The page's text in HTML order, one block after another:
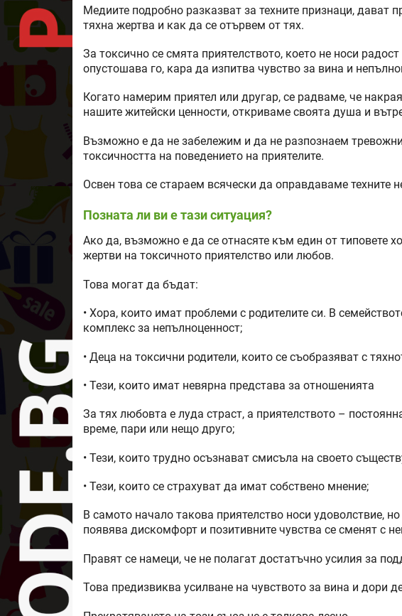
Медиите подробно разказват за техните признаци, дават
тяхна жертва и как да се отървем от тях.
За токсично се смята приятелството, което не носи
опустошава го, кара да изпитва чувство за вина и
Когато намерим приятел или другар, се радваме, че
нашите житейски ценности, откриваме своята душа и
Възможно е да не забележим и да не разпознаем
токсичността на поведението на приятелите.
Освен това се стараем всячески да оправдаваме техните
Позната ли ви е тази ситуация?
Ако да, възможно е да се отнасяте към един от типовете
жертви на токсичното приятелство или любов.
Това могат да бъдат:
• Хора, които имат проблеми с родителите си. В
комплекс за непълноценност;
• Деца на токсични родители, които се съобразяват с
• Тези, които имат невярна представа за отношенията
За тях любовта е луда страст, а приятелството –
време, пари или нещо друго;
• Тези, които трудно осъзнават смисъла на своето
• Тези, които се страхуват да имат собствено мнение;
В самото начало такова приятелство носи удоволствие,
появява дискомфорт и позитивните чувства се сменят с
Правят се намеци, че не полагат достатъчно усилия за
Това предизвиква усилване на чувството за вина и дори